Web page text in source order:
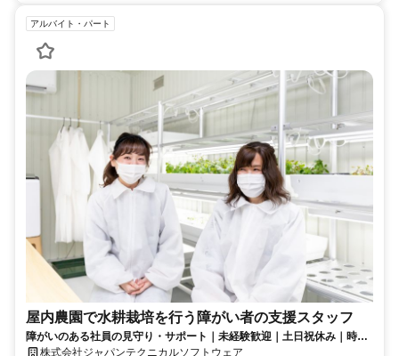
アルバイト・パート
屋内農園で水耕栽培を行う障がい者の支援スタッフ
障がいのある社員の見守り・サポート｜未経験歓迎｜土日祝休み｜時給
1,500円
株式会社ジャパンテクニカルソフトウェア